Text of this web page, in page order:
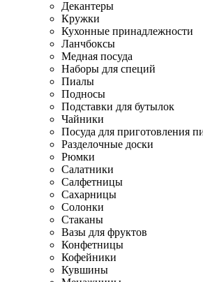
Декантеры
Кружки
Кухонные принадлежности
Ланчбоксы
Медная посуда
Наборы для специй
Пиалы
Подносы
Подставки для бутылок
Чайники
Посуда для приготовления
Разделочные доски
Рюмки
Салатники
Салфетницы
Сахарницы
Солонки
Стаканы
Вазы для фруктов
Конфетницы
Кофейники
Кувшины